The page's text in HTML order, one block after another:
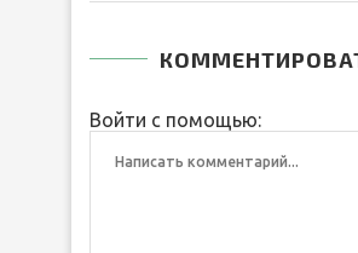
Войти с помощью: